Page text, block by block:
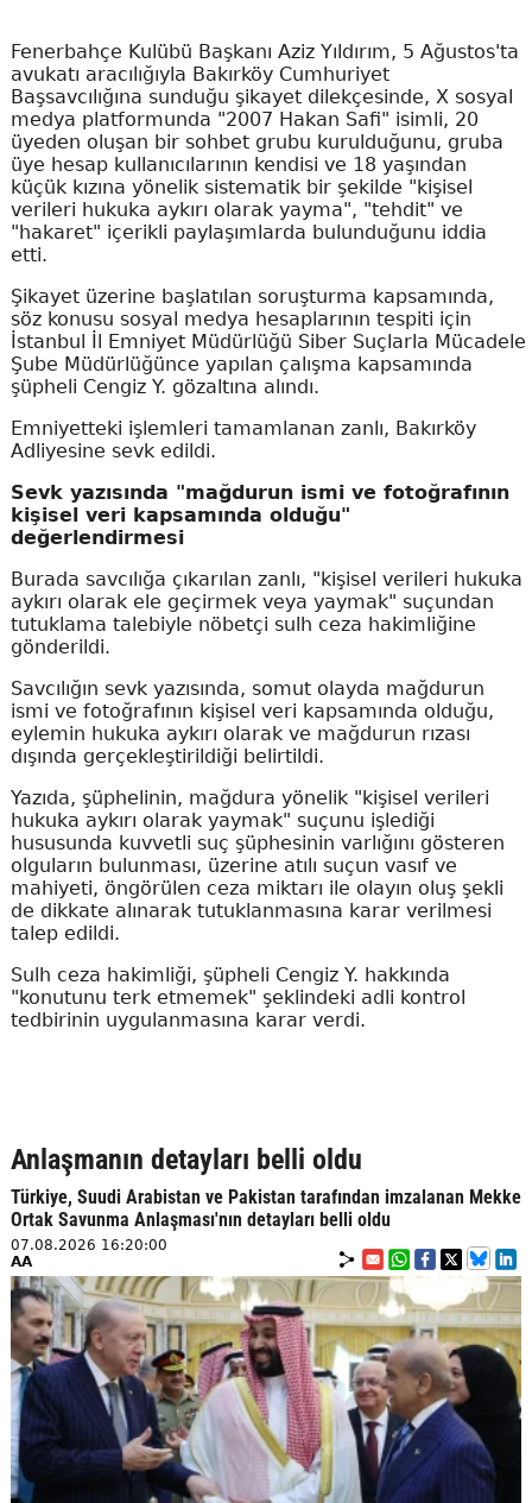
Fenerbahçe Kulübü Başkanı Aziz Yıldırım, 5 Ağustos'ta
avukatı aracılığıyla Bakırköy Cumhuriyet
Başsavcılığına sunduğu şikayet dilekçesinde, X sosyal
medya platformunda "2007 Hakan Safi" isimli, 20
üyeden oluşan bir sohbet grubu kurulduğunu, gruba
üye hesap kullanıcılarının kendisi ve 18 yaşından
küçük kızına yönelik sistematik bir şekilde "kişisel
verileri hukuka aykırı olarak yayma", "tehdit" ve
"hakaret" içerikli paylaşımlarda bulunduğunu iddia
etti.
Şikayet üzerine başlatılan soruşturma kapsamında,
söz konusu sosyal medya hesaplarının tespiti için
İstanbul İl Emniyet Müdürlüğü Siber Suçlarla Mücadele
Şube Müdürlüğünce yapılan çalışma kapsamında
şüpheli Cengiz Y. gözaltına alındı.
Emniyetteki işlemleri tamamlanan zanlı, Bakırköy
Adliyesine sevk edildi.
Sevk yazısında "mağdurun ismi ve fotoğrafının
kişisel veri kapsamında olduğu"
değerlendirmesi
Burada savcılığa çıkarılan zanlı, "kişisel verileri hukuka
aykırı olarak ele geçirmek veya yaymak" suçundan
tutuklama talebiyle nöbetçi sulh ceza hakimliğine
gönderildi.
Savcılığın sevk yazısında, somut olayda mağdurun
ismi ve fotoğrafının kişisel veri kapsamında olduğu,
eylemin hukuka aykırı olarak ve mağdurun rızası
dışında gerçekleştirildiği belirtildi.
Yazıda, şüphelinin, mağdura yönelik "kişisel verileri
hukuka aykırı olarak yaymak" suçunu işlediği
hususunda kuvvetli suç şüphesinin varlığını gösteren
olguların bulunması, üzerine atılı suçun vasıf ve
mahiyeti, öngörülen ceza miktarı ile olayın oluş şekli
de dikkate alınarak tutuklanmasına karar verilmesi
talep edildi.
Sulh ceza hakimliği, şüpheli Cengiz Y. hakkında
"konutunu terk etmemek" şeklindeki adli kontrol
tedbirinin uygulanmasına karar verdi.
Anlaşmanın detayları belli oldu
Türkiye, Suudi Arabistan ve Pakistan tarafından imzalanan Mekke
Ortak Savunma Anlaşması'nın detayları belli oldu
07.08.2026 16:20:00
AA